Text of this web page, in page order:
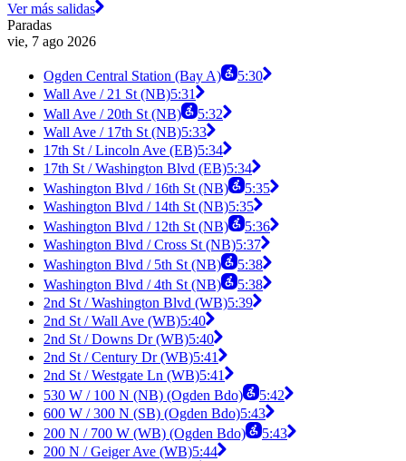
Ver más salidas
Paradas
vie, 7 ago 2026
Ogden Central Station (Bay A)
5:30
Wall Ave / 21 St (NB)5:31
Wall Ave / 20th St (NB)
5:32
Wall Ave / 17th St (NB)5:33
17th St / Lincoln Ave (EB)5:34
17th St / Washington Blvd (EB)5:34
Washington Blvd / 16th St (NB)
5:35
Washington Blvd / 14th St (NB)5:35
Washington Blvd / 12th St (NB)
5:36
Washington Blvd / Cross St (NB)5:37
Washington Blvd / 5th St (NB)
5:38
Washington Blvd / 4th St (NB)
5:38
2nd St / Washington Blvd (WB)5:39
2nd St / Wall Ave (WB)5:40
2nd St / Downs Dr (WB)5:40
2nd St / Century Dr (WB)5:41
2nd St / Westgate Ln (WB)5:41
530 W / 100 N (NB) (Ogden Bdo)
5:42
600 W / 300 N (SB) (Ogden Bdo)5:43
200 N / 700 W (WB) (Ogden Bdo)
5:43
200 N / Geiger Ave (WB)5:44